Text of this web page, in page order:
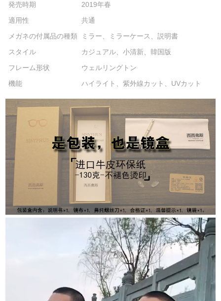
発売時期
2019年春
適用性
共通
メガネの付属品の種類
ミラー、ミラーケース、説明書
スタイル
カジュアル、小清新、韓国版
フレーム形状
ウェルリングトン
機能
ハイライト、紫外線カット、UVカット